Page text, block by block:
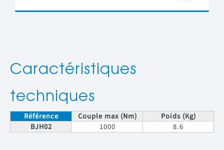
Caractéristiques
techniques
Référence Couple max (Nm)
Poids (Kg)
BJH02
1000 8.6